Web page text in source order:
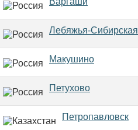
Лебяжья-Сибирская
Макушино
Петухово
Петропавловск